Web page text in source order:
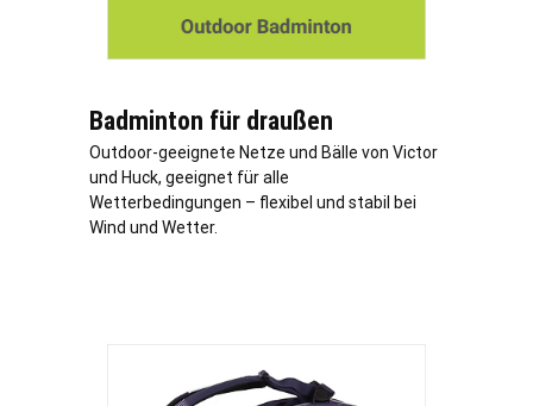
Badminton für draußen
Outdoor-geeignete Netze und Bälle von Victor
und Huck, geeignet für alle
Wetterbedingungen – flexibel und stabil bei
Wind und Wetter.